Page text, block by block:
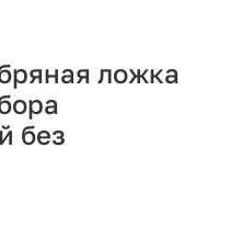
ложка
без